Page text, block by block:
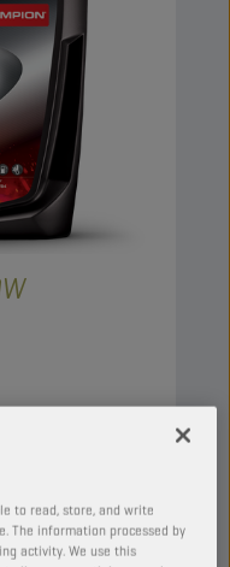
fluidez
baja viscosidad,
to read, store, and write
The information processed by
activity. We use this